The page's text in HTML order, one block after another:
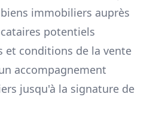
immobiliers auprès
potentiels
et conditions de la vente
accompagnement
jusqu'à la signature de